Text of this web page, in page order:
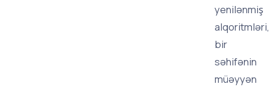
yenilənmiş
alqoritmləri,
bir
səhifənin
müəyyən